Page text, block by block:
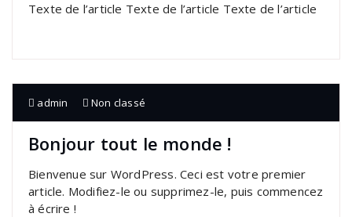
Texte de l’article Texte de l’article Texte de l’article
admin Non classé
Bonjour tout le monde !
Bienvenue sur WordPress. Ceci est votre premier
article. Modifiez-le ou supprimez-le, puis commencez
à écrire !